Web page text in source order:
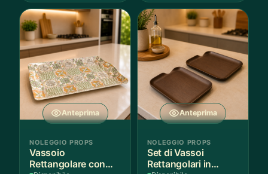
Anteprima
NOLEGGIO PROPS
Vassoio
Rettangolare con
Anteprima
NOLEGGIO PROPS
Set di Vassoi
Rettangolari in